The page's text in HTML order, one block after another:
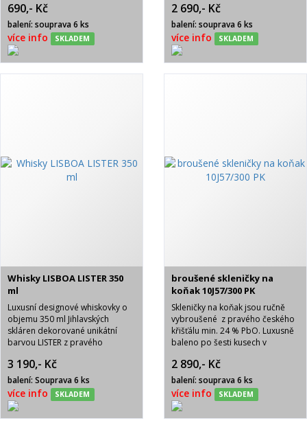
ml. Baleno v modré
dárkové krabičce se
saténem po 6 ks.
690,- Kč
balení: souprava 6 ks
více info SKLADEM
CRYSTAL. Brus PK- pětistovka.
2 690,- Kč
balení: souprava 6 ks
více info SKLADEM
Whisky LISBOA LISTER 350
ml
Luxusní designové whiskovky o
objemu 350 ml Jihlavských
skláren dekorované unikátní
barvou LISTER z pravého
PbO. Jedná se o skleničky velmi
atraktivního vzhledu.
3 190,- Kč
balení: Souprava 6 ks
více info SKLADEM
broušené skleničky na
koňak 10J57/300 PK
Skleničky na koňak jsou ručně
vybroušené z pravého českého
křišťálu min. 24 % PbO. Luxusně
baleno po šesti kusech v
BOHEMIA CRYSTAL. Brus PK-
pětistovka.
2 890,- Kč
balení: souprava 6 ks
více info SKLADEM